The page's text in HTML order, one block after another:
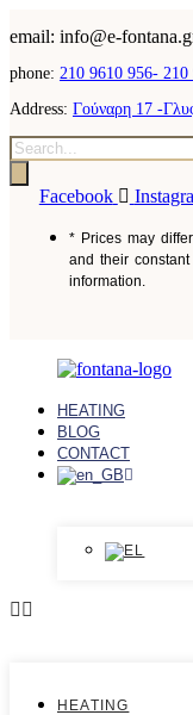
email: info@e-
phone: 210 9610 956- 210
Address: Γούναρη 17 -
Facebook
* Prices may
and their
information.
HEATING
BLOG
CONTACT
HEATING